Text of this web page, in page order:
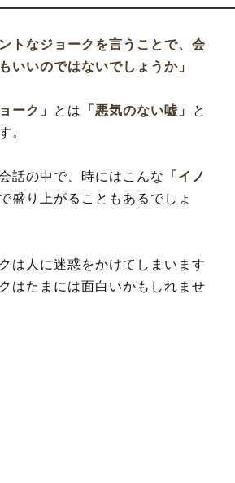
トなジョークを言うことで、会
いいのではないでしょうか」
ーク」 とは 「悪気のない嘘」
と
。
話の中で、時にはこんな
「イノ
で盛り上がることもあるでしょ
は人に迷惑をかけてしまいます
はたまには面白いかもしれませ